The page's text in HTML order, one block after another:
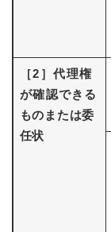
［2］代理権
が確認できる
ものまたは委
任状